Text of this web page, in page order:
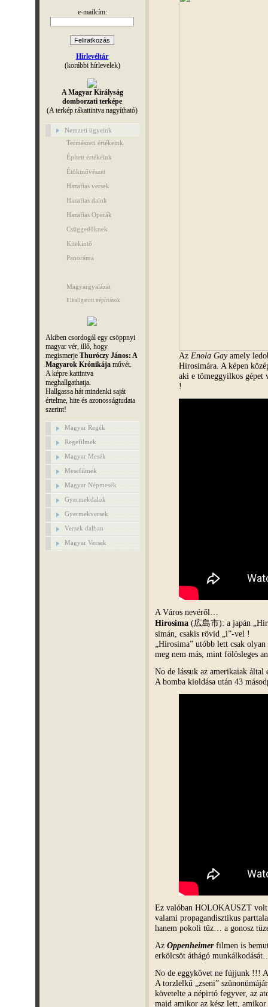
e-mailcím:
Hírlevéltár
(korábbi hírlevelek)
A Magyar Királyság
domborzati terképe
(A terkép rákattintva nagyítható)
Nemzeti ügyeink
Természeti értékeink
Épített értékeink
Étökművészet
Hazafias versek
Hazafias dalok
Hazafias Operák
Csüggedőknek
Kitekintő
Panoráma
Magyargyalázat
Elhallgatott népírtások
Akiben csordogál egy csöppnyi
magyar vér, illő, hogy
megismerje Thuróczy János: A
Magyarok Krónikájaművét.
A képre kattintva
meghallgathatja.
Hallgassa hát mindenki saját
értelme, hite és azonosságtudata
szerint!
Magyar Regék
Regefilmek
Magyar Mesék
Mesefilmek
Magyar Népmesék
Gyermekdalok
Gyermekversek
Versek dalban
Magyar Versek
Az Enola Gayamely
Hirosimára. A képen
aki e tömeggyilkos gépet
!
A Város nevéről…
Hirosima(広島市): a japán
simán, csakis rövid „i”-vel !
„Hirosima” utóbb lett csak
meg nem más, mint fölösleges
No de lássuk az amerikaiak
A bomba kioldása után 43
Ez valóban HOLOKAUSZT
valami propagandisztikus
hanem pokoli tűz… a gonosz
Az Oppenheimerfilmen is
erkölcsöt áthágó
No de eggykövet ne fújjunk !!!
A torzlelkű „zseni”
követelte a népirtó fegyver, az
majd amikor az kész lett,